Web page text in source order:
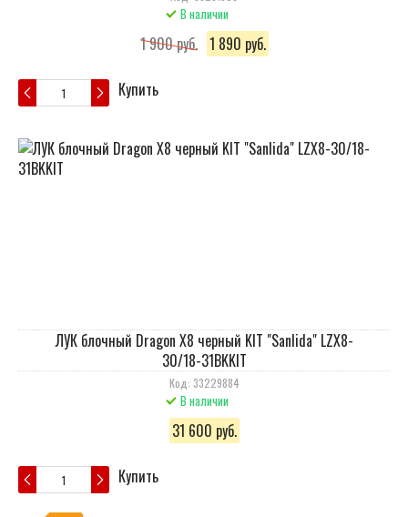
В наличии
1 900 руб. 1 890 руб.
Купить
ЛУК блочный Dragon X8 черный KIT "Sanlida" LZX8-
30/18-31BKKIT
Код: 33229884
В наличии
31 600 руб.
Купить